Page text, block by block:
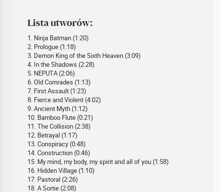
Lista utworów:
1. Ninja Batman (1:20)
2. Prologue (1:18)
3. Demon King of the Sixth Heaven (3:09)
4. In the Shadows (2:28)
5. NEPUTA (2:06)
6. Old Comrades (1:13)
7. First Assault (1:23)
8. Fierce and Violent (4:02)
9. Ancient Myth (1:12)
10. Bamboo Flute (0:21)
11. The Collision (2:38)
12. Betrayal (1:17)
13. Conspiracy (0:48)
14. Construction (0:46)
15. My mind, my body, my spirit and all of you (1:58)
16. Hidden Village (1:10)
17. Pastoral (2:26)
18. A Sortie (2:08)